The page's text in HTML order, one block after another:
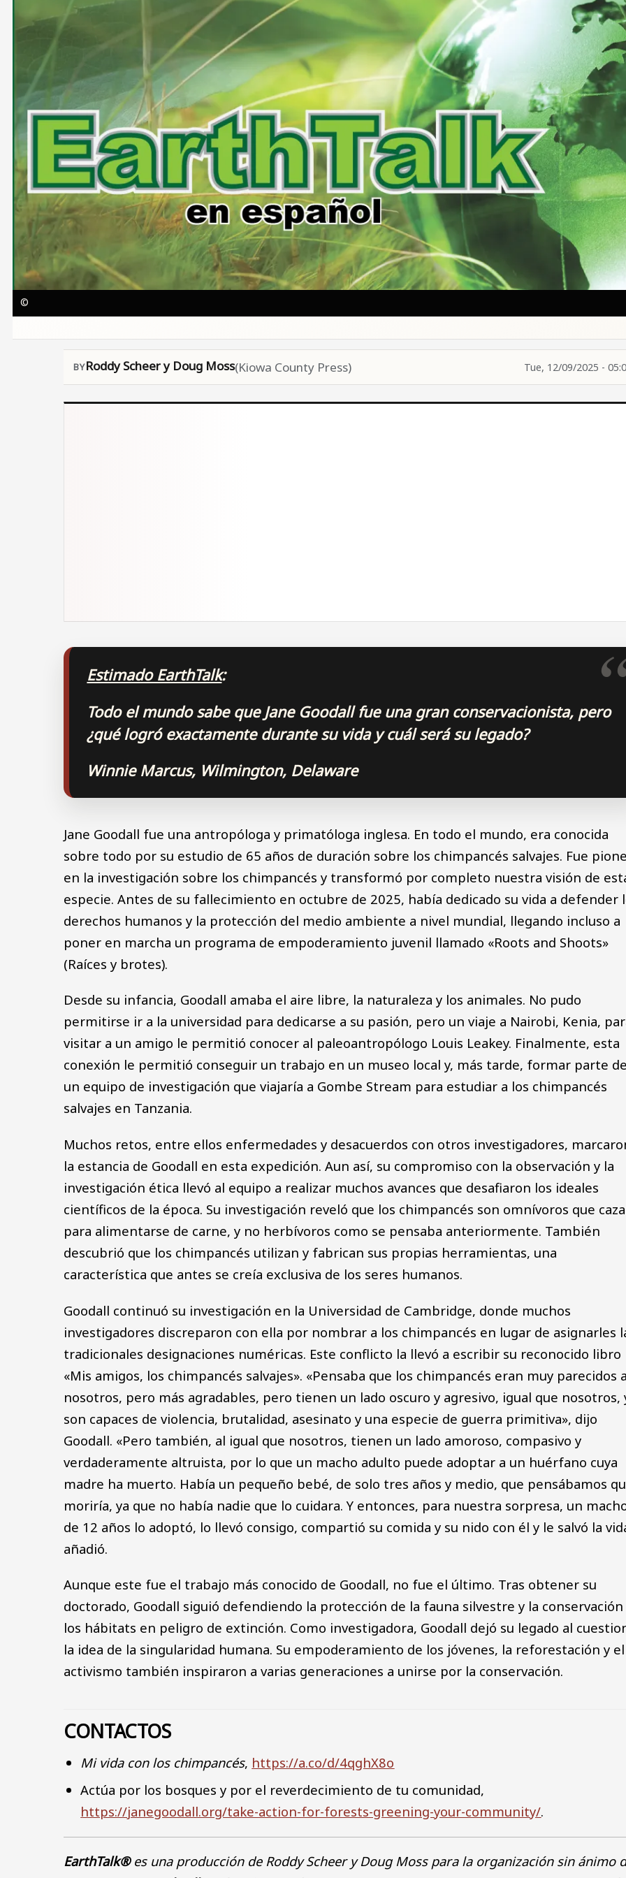
©
Roddy Scheer y Doug Moss(Kiowa County Press) Tue, 12/09/2025 -
Estimado EarthTalk:
Todo el mundo sabe que Jane Goodall fue una gran conservacionista, pero
¿qué logró exactamente durante su vida y cuál será su legado?
Winnie Marcus, Wilmington, Delaware
Jane Goodall fue una antropóloga y primatóloga inglesa. En todo el mundo, era conocida
sobre todo por su estudio de 65 años de duración sobre los chimpancés salvajes. Fue
en la investigación sobre los chimpancés y transformó por completo nuestra visión de
especie. Antes de su fallecimiento en octubre de 2025, había dedicado su vida a defender
derechos humanos y la protección del medio ambiente a nivel mundial, llegando incluso a
poner en marcha un programa de empoderamiento juvenil llamado «Roots and Shoots»
(Raíces y brotes).
Desde su infancia, Goodall amaba el aire libre, la naturaleza y los animales. No pudo
permitirse ir a la universidad para dedicarse a su pasión, pero un viaje a Nairobi, Kenia,
visitar a un amigo le permitió conocer al paleoantropólogo Louis Leakey. Finalmente, esta
conexión le permitió conseguir un trabajo en un museo local y, más tarde, formar parte de
un equipo de investigación que viajaría a Gombe Stream para estudiar a los chimpancés
salvajes en Tanzania.
Muchos retos, entre ellos enfermedades y desacuerdos con otros investigadores,
la estancia de Goodall en esta expedición. Aun así, su compromiso con la observación y la
investigación ética llevó al equipo a realizar muchos avances que desafiaron los ideales
científicos de la época. Su investigación reveló que los chimpancés son omnívoros que
para alimentarse de carne, y no herbívoros como se pensaba anteriormente. También
descubrió que los chimpancés utilizan y fabrican sus propias herramientas, una
característica que antes se creía exclusiva de los seres humanos.
Goodall continuó su investigación en la Universidad de Cambridge, donde muchos
investigadores discreparon con ella por nombrar a los chimpancés en lugar de asignarles
tradicionales designaciones numéricas. Este conflicto la llevó a escribir su reconocido libro
«Mis amigos, los chimpancés salvajes». «Pensaba que los chimpancés eran muy parecidos a
nosotros, pero más agradables, pero tienen un lado oscuro y agresivo, igual que nosotros,
son capaces de violencia, brutalidad, asesinato y una especie de guerra primitiva», dijo
Goodall. «Pero también, al igual que nosotros, tienen un lado amoroso, compasivo y
verdaderamente altruista, por lo que un macho adulto puede adoptar a un huérfano cuya
madre ha muerto. Había un pequeño bebé, de solo tres años y medio, que pensábamos
moriría, ya que no había nadie que lo cuidara. Y entonces, para nuestra sorpresa, un
de 12 años lo adoptó, lo llevó consigo, compartió su comida y su nido con él y le salvó la
añadió.
Aunque este fue el trabajo más conocido de Goodall, no fue el último. Tras obtener su
doctorado, Goodall siguió defendiendo la protección de la fauna silvestre y la conservación
los hábitats en peligro de extinción. Como investigadora, Goodall dejó su legado al
la idea de la singularidad humana. Su empoderamiento de los jóvenes, la reforestación y el
activismo también inspiraron a varias generaciones a unirse por la conservación.
CONTACTOS
Mi vida con los chimpancés, https://a.co/d/4qghX8o
Actúa por los bosques y por el reverdecimiento de tu comunidad,
https://janegoodall.org/take-action-for-forests-greening-your-community/.
EarthTalk®es una producción de Roddy Scheer y Doug Moss para la organización sin ánimo